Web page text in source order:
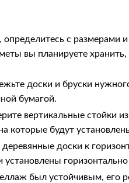
определитесь с размерами
вы планируете
доски и бруски
бумагой.
вертикальные стойки
которые будут
деревянные доски к
установлены
был устойчивым, его